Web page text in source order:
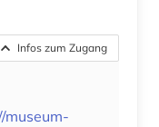
Infos zum Zugang
museum-